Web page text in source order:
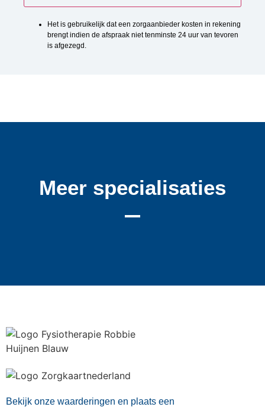
Het is gebruikelijk dat een zorgaanbieder kosten in rekening
brengt indien de afspraak niet tenminste 24 uur van tevoren
is afgezegd.
Meer specialisaties
Bekijk onze waarderingen en plaats een